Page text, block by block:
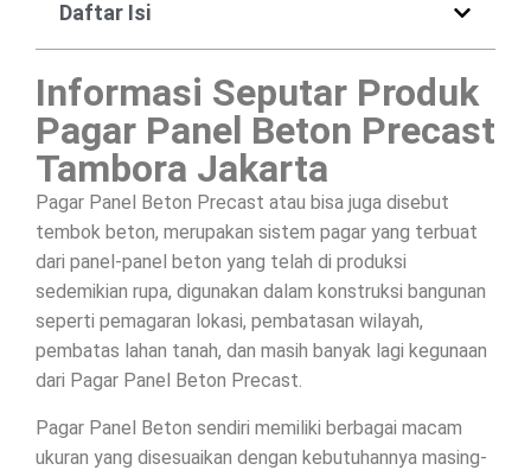
Daftar Isi
Informasi Seputar Produk
Pagar Panel Beton Precast
Tambora Jakarta
Pagar Panel Beton Precast atau bisa juga disebut
tembok beton, merupakan sistem pagar yang terbuat
dari panel-panel beton yang telah di produksi
sedemikian rupa, digunakan dalam konstruksi bangunan
seperti pemagaran lokasi, pembatasan wilayah,
pembatas lahan tanah, dan masih banyak lagi kegunaan
dari Pagar Panel Beton Precast.
Pagar Panel Beton sendiri memiliki berbagai macam
ukuran yang disesuaikan dengan kebutuhannya masing-